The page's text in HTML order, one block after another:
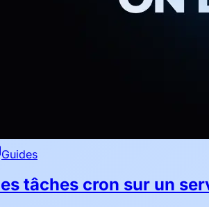
Guides
tâches cron sur un